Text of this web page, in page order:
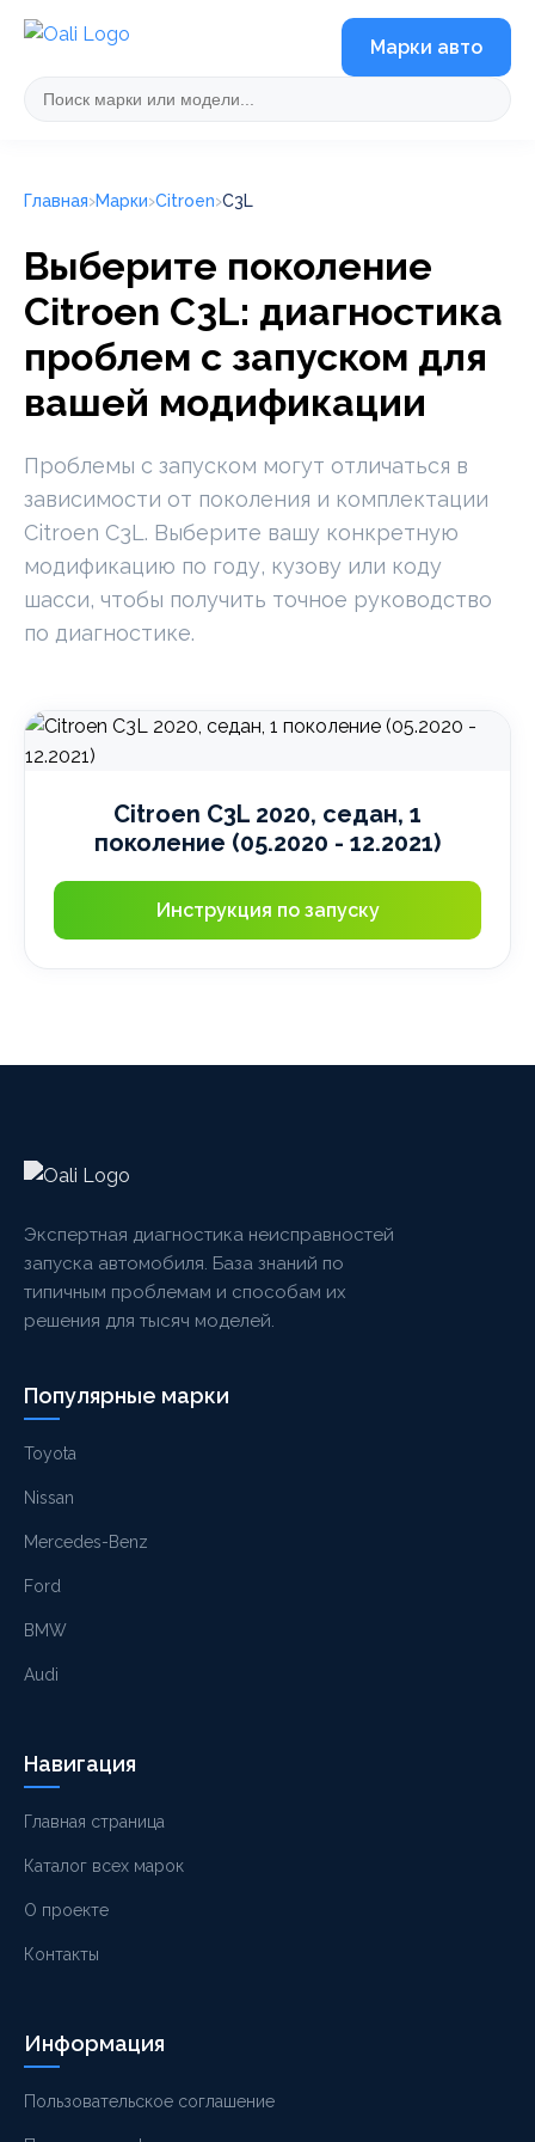
Марки авто
Главная Марки Citroen C3L
Выберите поколение
Citroen C3L: диагностика
проблем с запуском для
вашей модификации
Проблемы с запуском могут отличаться в
зависимости от поколения и комплектации
Citroen C3L. Выберите вашу конкретную
модификацию по году, кузову или коду
шасси, чтобы получить точное руководство
по диагностике.
Citroen C3L 2020, седан, 1
поколение (05.2020 - 12.2021)
Инструкция по запуску
Экспертная диагностика неисправностей
запуска автомобиля. База знаний по
типичным проблемам и способам их
решения для тысяч моделей.
Популярные марки
Toyota
Nissan
Mercedes-Benz
Ford
BMW
Audi
Навигация
Главная страница
Каталог всех марок
О проекте
Контакты
Информация
Пользовательское соглашение